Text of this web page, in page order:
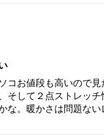
コお値段も高いので
そして２点ストレッ
な。暖かさは問題な